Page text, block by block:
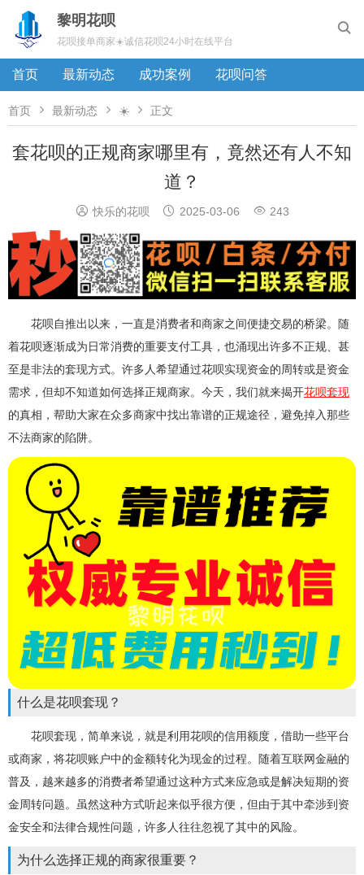

黎明花呗
花呗接单商家☀️诚信花呗24小时在线平台
首页 最新动态 成功案例 花呗问答
首页  最新动态  ☀️  正文
套花呗的正规商家哪里有，竟然还有人不知
道？
 快乐的花呗  2025-03-06  243
花呗自推出以来，一直是消费者和商家之间便捷交易的桥梁。随
着花呗逐渐成为日常消费的重要支付工具，也涌现出许多不正规、甚
至是非法的套现方式。许多人希望通过花呗实现资金的周转或是资金
需求，但却不知道如何选择正规商家。今天，我们就来揭开花呗套现
的真相，帮助大家在众多商家中找出靠谱的正规途径，避免掉入那些
不法商家的陷阱。
什么是花呗套现？
花呗套现，简单来说，就是利用花呗的信用额度，借助一些平台
或商家，将花呗账户中的金额转化为现金的过程。随着互联网金融的
普及，越来越多的消费者希望通过这种方式来应急或是解决短期的资
金周转问题。虽然这种方式听起来似乎很方便，但由于其中牵涉到资
金安全和法律合规性问题，许多人往往忽视了其中的风险。
为什么选择正规的商家很重要？